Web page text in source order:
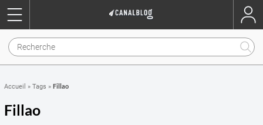
Accueil » Tags » Fillao
Fillao